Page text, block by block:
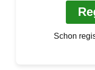
Schon